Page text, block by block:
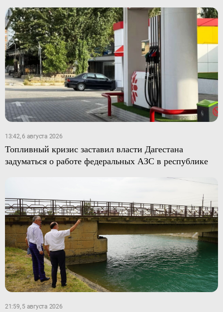
13:42, 6 августа 2026
Топливный кризис заставил власти Дагестана
задуматься о работе федеральных АЗС в республике
21:59, 5 августа 2026